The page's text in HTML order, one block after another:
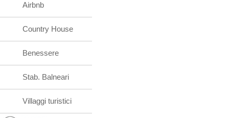
Airbnb
Country House
Benessere
Stab. Balneari
Villaggi turistici